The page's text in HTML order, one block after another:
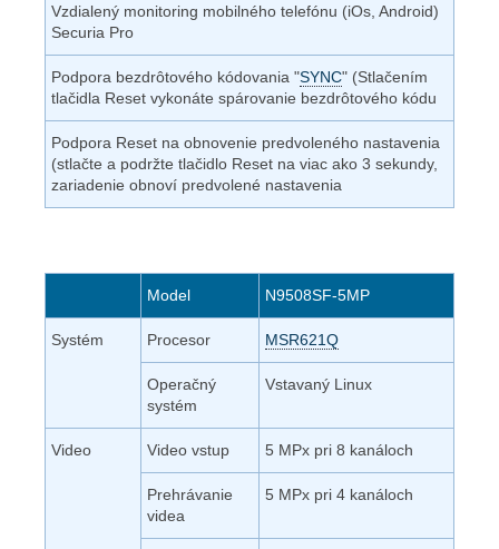
Vzdialený monitoring mobilného telefónu (iOs, Android)
Securia Pro
Podpora bezdrôtového kódovania "SYNC" (Stlačením
tlačidla Reset vykonáte spárovanie bezdrôtového kódu
Podpora Reset na obnovenie predvoleného nastavenia
(stlačte a podržte tlačidlo Reset na viac ako 3 sekundy,
zariadenie obnoví predvolené nastavenia
Model N9508SF-5MP
Systém Procesor MSR621Q
Operačný
systém
Vstavaný Linux
Video Video vstup 5 MPx pri 8 kanáloch
Prehrávanie
videa
5 MPx pri 4 kanáloch